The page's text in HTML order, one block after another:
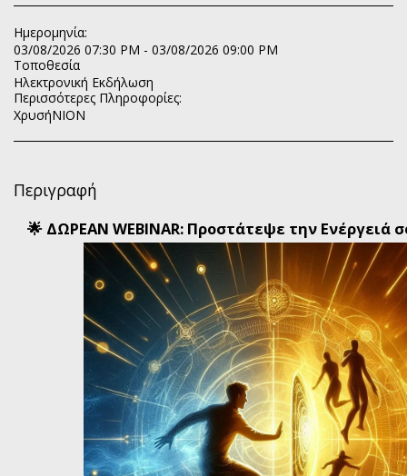
Ημερομηνία:
03/08/2026 07:30 PM - 03/08/2026 09:00 PM
Τοποθεσία
Ηλεκτρονική Εκδήλωση
Περισσότερες Πληροφορίες:
ΧρυσήΝΙΟΝ
Περιγραφή
🌟 ΔΩΡΕΑΝ WEBINAR: Προστάτεψε την Ενέργειά